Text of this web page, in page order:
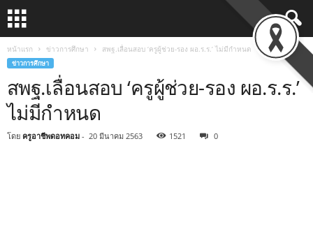
หน้าแรก ข่าวการศึกษา สพฐ.เลื่อนสอบ ‘ครูผู้ช่วย-รอง ผอ.ร.ร.’ ไม่มีกำหนด
ข่าวการศึกษา
สพฐ.เลื่อนสอบ ‘ครูผู้ช่วย-รอง ผอ.ร.ร.’
ไม่มีกำหนด
โดย ครูอาชีพดอทคอม - 20 มีนาคม 2563 1521 0